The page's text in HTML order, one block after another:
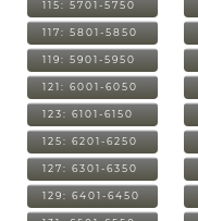
115: 5701-5750
117: 5801-5850
119: 5901-5950
121: 6001-6050
123: 6101-6150
125: 6201-6250
127: 6301-6350
129: 6401-6450